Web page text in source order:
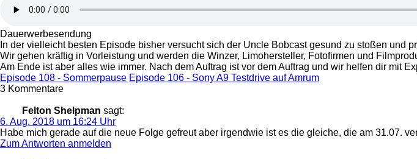
Dauerwerbesendung
In der vielleicht besten Episode bisher versucht sich der Uncle Bobcast gesund zu stoßen und
Wir gehen kräftig in Vorleistung und werden die Winzer, Limohersteller, Fotofirmen und
Am Ende ist aber alles wie immer. Nach dem Auftrag ist vor dem Auftrag und wir helfen dir mit
Episode 108 - Sommerpause Episode 106 - Sony A9 Testdrive auf Amrum
3 Kommentare
Felton Shelpman sagt:
6. Aug. 2018 um 16:24 Uhr
Habe mich gerade auf die neue Folge gefreut aber irgendwie ist es die gleiche, die am 31.07.
Zum Antworten anmelden